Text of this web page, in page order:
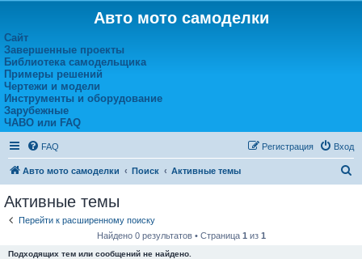
Авто мото самоделки
Сайт
Завершенные проекты
Библиотека самодельщика
Примеры решений
Чертежи и модели
Инструменты и оборудование
Зарубежные
ЧАВО или FAQ
FAQ Вход
Регистрация
Авто мото самоделки Поиск Активные темы
Активные темы
Перейти к расширенному поиску
Найдено 0 результатов • Страница 1 из 1
Подходящих тем или сообщений не найдено.